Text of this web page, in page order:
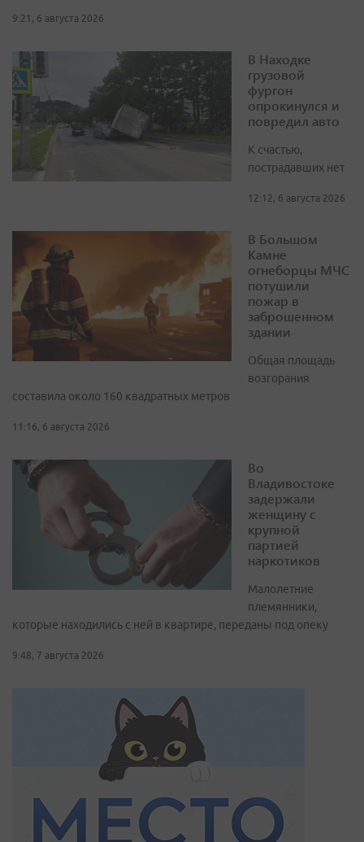
9:21, 6 августа 2026
В Находке
грузовой
фургон
опрокинулся и
повредил авто
К счастью,
пострадавших нет
12:12, 6 августа 2026
В Большом
Камне
огнеборцы МЧС
потушили
пожар в
заброшенном
здании
Общая площадь
возгорания
составила около 160 квадратных метров
11:16, 6 августа 2026
Во
Владивостоке
задержали
женщину с
крупной
партией
наркотиков
Малолетние
племянники,
которые находились с ней в квартире, переданы под опеку
9:48, 7 августа 2026